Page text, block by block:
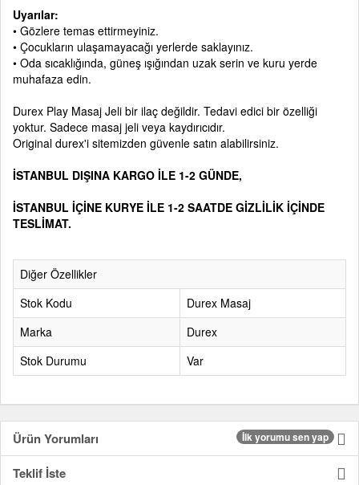
Uyarılar:
• Gözlere temas ettirmeyiniz.
• Çocukların ulaşamayacağı yerlerde saklayınız.
• Oda sıcaklığında, güneş ışığından uzak serin ve kuru yerde
muhafaza edin.
Durex Play Masaj Jeli bir ilaç değildir. Tedavi edici bir özelliği
yoktur. Sadece masaj jeli veya kaydırıcıdır.
Original durex'i sitemizden güvenle satın alabilirsiniz.
İSTANBUL DIŞINA KARGO İLE 1-2 GÜNDE,
İSTANBUL İÇİNE KURYE İLE 1-2 SAATDE GİZLİLİK İÇİNDE
TESLİMAT.
Diğer Özellikler
Stok Kodu
Durex Masaj
Marka
Durex
Stok Durumu
Var
Ürün Yorumları İlk yorumu sen yap
Teklif İste